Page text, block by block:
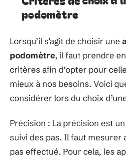
podomètre
Lorsqu’il s’agit de choisir une
podomètre, il faut prendre
critères afin d’opter pour
mieux à nos besoins. Voici
considérer lors du choix
Précision : La précision est
suivi des pas. Il faut mesurer
pas effectué. Pour cela, les